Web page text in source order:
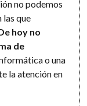
no podemos
las que
hoy no
de
o una
la atención en